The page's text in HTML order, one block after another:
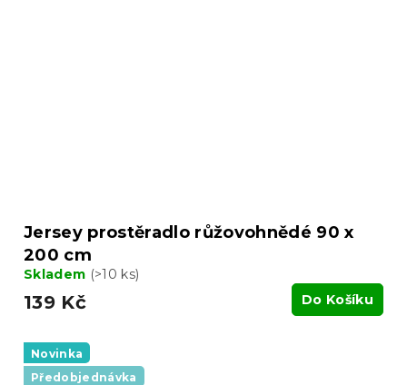
Jersey prostěradlo růžovohnědé 90 x
200 cm
Skladem (>10 ks)
139 Kč Do Košíku
Novinka
Předobjednávka